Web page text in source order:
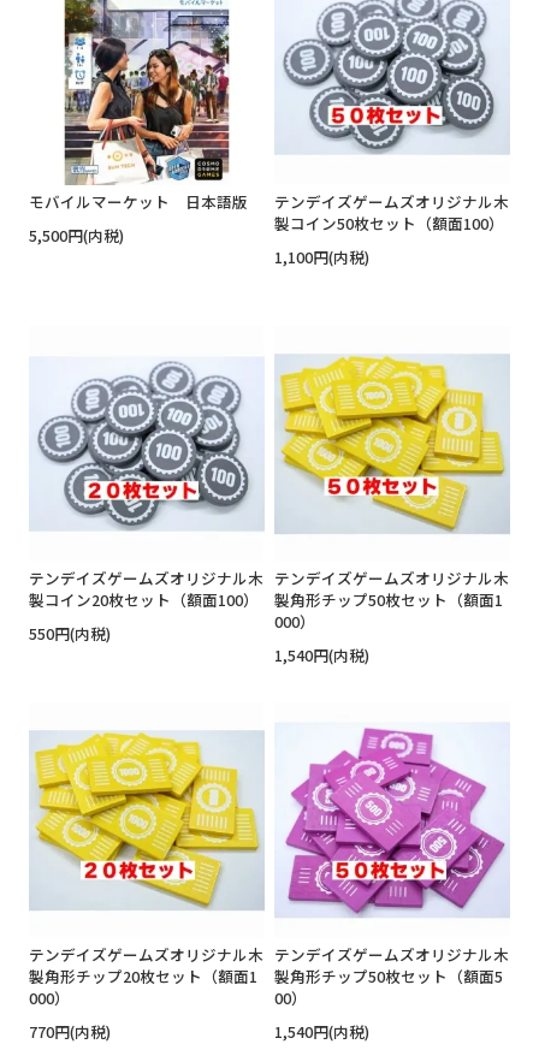
モバイルマーケット 日本語版
5,500円(内税)
テンデイズゲームズオリジナル木
製コイン50枚セット（額面100）
1,100円(内税)
テンデイズゲームズオリジナル木
製コイン20枚セット（額面100）
550円(内税)
テンデイズゲームズオリジナル木
製角形チップ50枚セット（額面1
000）
1,540円(内税)
テンデイズゲームズオリジナル木
製角形チップ20枚セット（額面1
000）
770円(内税)
テンデイズゲームズオリジナル木
製角形チップ50枚セット（額面5
00）
1,540円(内税)